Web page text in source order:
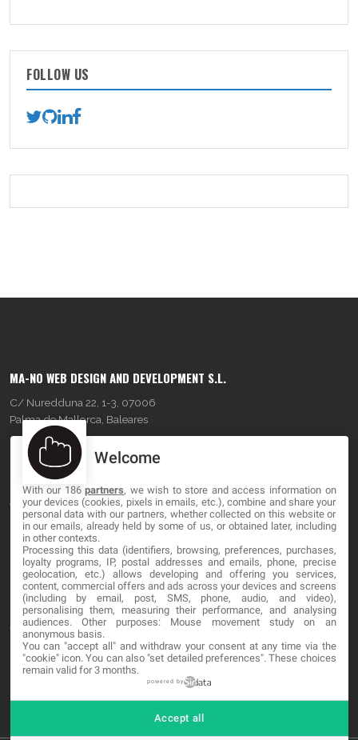
FOLLOW US
MA-NO WEB DESIGN AND DEVELOPMENT S.L.
C/ Nuredduna 22, 1-3, 07006
Palma de Mallorca, Baleares
OUR COMPANY
About
Blog
Contact
LEGAL
Terminos y Condiciones
Política de Privacidad
Welcome
With our 186partners, we wish to store and access information on
your devices (cookies, pixels in emails, etc.), combine and share your
personal data with our partners, whether collected on this website or
in our emails, already held by some of us, or obtained later, including
in other contexts.
Processing this data (identifiers, browsing, preferences, purchases,
loyalty programs, IP, postal addresses and emails, phone, precise
geolocation, etc.) allows developing and offering you services,
content, commercial offers and ads across your devices and screens
(including by email, post, SMS, phone, audio, and video),
personalising them, measuring their performance, and analysing
audiences. Other purposes: Mouse movement study on an
anonymous basis.
You can "accept all" and withdraw your consent at any time via the
"cookie" icon. You can also "set detailed preferences". These choices
remain valid for 3 months.
powered by
Accept all